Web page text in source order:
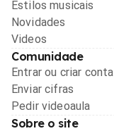
Estilos musicais
Novidades
Videos
Comunidade
Entrar ou criar conta
Enviar cifras
Pedir videoaula
Sobre o site